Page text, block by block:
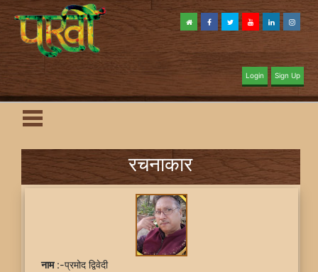
Login Sign Up
रचनाकार
नाम:-प्रमोद द्विवेदी